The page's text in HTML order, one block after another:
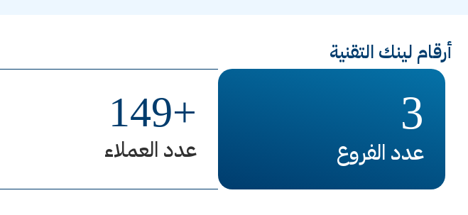
أرقام لينك التقنية
عدد الفروع
3
عدد العملاء
+
149